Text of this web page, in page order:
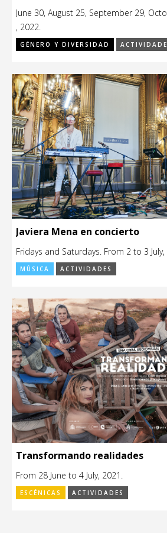
June 30, August 25, September 29,
, 2022.
GÉNERO Y DIVERSIDAD
Javiera Mena en concierto
Fridays and Saturdays. From 2 to 3 July,
MÚSICA ACTIVIDADES
Transformando realidades
From 28 June to 4 July, 2021.
ESCÉNICAS ACTIVIDADES